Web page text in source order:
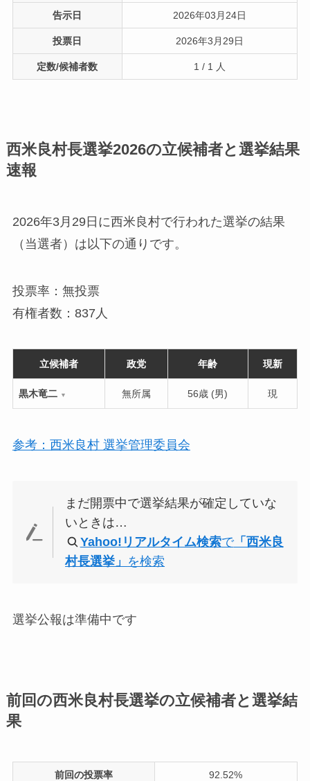
告示日 2026年03月24日
投票日 2026年3月29日
定数/候補者数 1 / 1 人
西米良村長選挙2026の立候補者と選挙結果
速報
2026年3月29日に西米良村で行われた選挙の結果
（当選者）は以下の通りです。
投票率：無投票
有権者数：837人
立候補者 政党 年齢 現新
黒木竜二 ▼ 無所属 56歳 (男) 現
参考：西米良村 選挙管理委員会
まだ開票中で選挙結果が確定していな
いときは…
Yahoo!リアルタイム検索で「西米良
村長選挙」 を検索
選挙公報は準備中です
前回の西米良村長選挙の立候補者と選挙結
果
前回の投票率 92.52%